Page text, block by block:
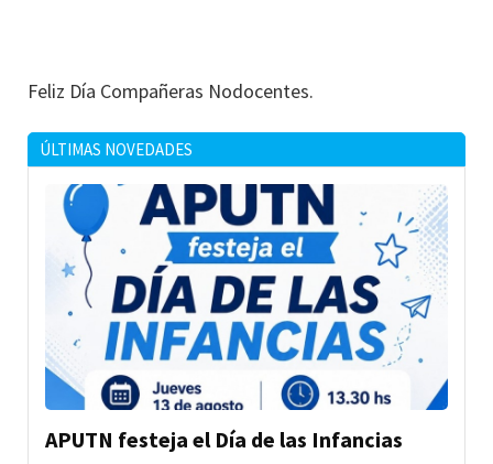
Feliz Día Compañeras Nodocentes.
ÚLTIMAS NOVEDADES
APUTN festeja el Día de las Infancias